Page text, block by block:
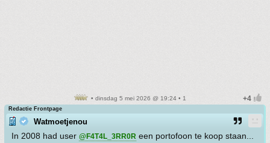
• dinsdag 5 mei 2026 @ 19:24 • 1
Redactie Frontpage
Watmoetjenou
In 2008 had user @F4T4L_3RR0R een portofoon te koop staan...